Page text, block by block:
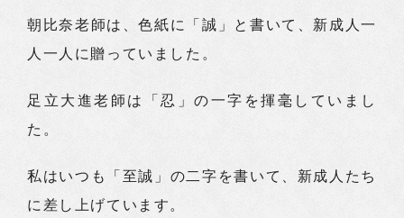
朝比奈老師は、色紙に「誠」と書いて、新成人一
人一人に贈っていました。
足立大進老師は「忍」の一字を揮毫していまし
た。
私はいつも「至誠」の二字を書いて、新成人たち
に差し上げています。